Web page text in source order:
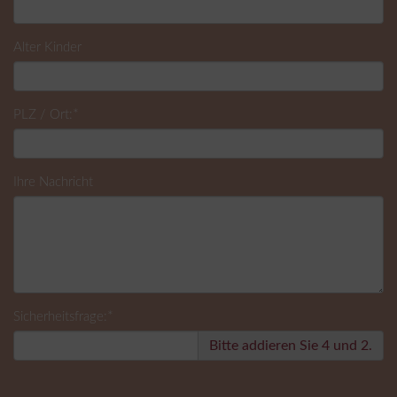
Alter Kinder
PLZ / Ort: *
Ihre Nachricht
Sicherheitsfrage: *
Bitte addieren Sie 4 und 2.